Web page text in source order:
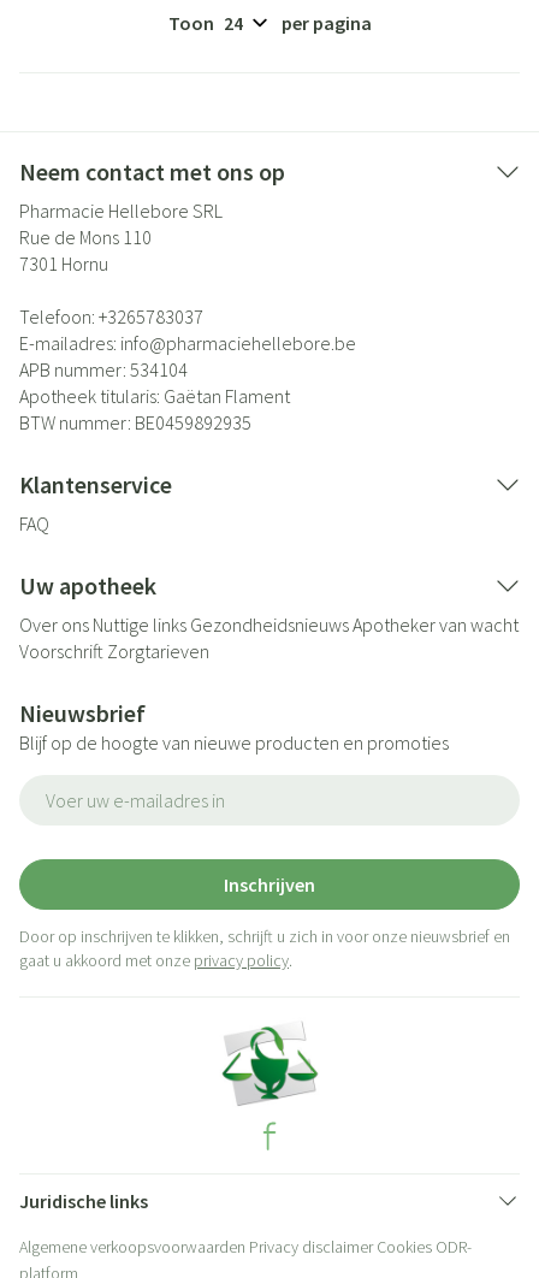
Toon per pagina
Neem contact met ons op
Pharmacie Hellebore SRL
Rue de Mons 110
7301 Hornu
Telefoon: +3265783037
E-mailadres: info@pharmaciehellebore.be
APB nummer: 534104
Apotheek titularis: Gaëtan Flament
BTW nummer: BE0459892935
Klantenservice
FAQ
Uw apotheek
Over ons Nuttige links GezondheidsnieuwsApotheker van wacht
Voorschrift Zorgtarieven
Nieuwsbrief
Blijf op de hoogte van nieuwe producten en promoties
Inschrijven
Door op inschrijven te klikken, schrijft u zich in voor onze nieuwsbrief en
gaat u akkoord met onze privacy policy.
Juridische links
Algemene verkoopsvoorwaarden Privacy disclaimer Cookies ODR-
platform